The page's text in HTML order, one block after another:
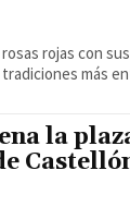
rojas con
más
la